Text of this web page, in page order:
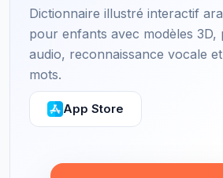
Dictionnaire illustré interactif
pour enfants avec modèles 3D,
audio, reconnaissance vocale
mots.
App Store